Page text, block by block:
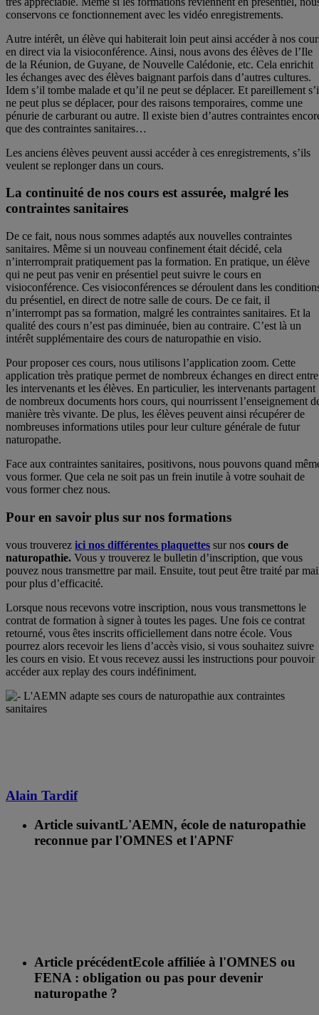
conservons ce fonctionnement avec les vidéo enregistrements.
Autre intérêt, un élève qui habiterait loin peut ainsi accéder à nos
en direct via la visioconférence. Ainsi, nous avons des élèves de l’Ile
de la Réunion, de Guyane, de Nouvelle Calédonie, etc. Cela enrichit
les échanges avec des élèves baignant parfois dans d’autres cultures.
Idem s’il tombe malade et qu’il ne peut se déplacer. Et pareillement
ne peut plus se déplacer, pour des raisons temporaires, comme une
pénurie de carburant ou autre. Il existe bien d’autres contraintes
que des contraintes sanitaires…
Les anciens élèves peuvent aussi accéder à ces enregistrements, s’ils
veulent se replonger dans un cours.
La continuité de nos cours est assurée, malgré les
contraintes sanitaires
De ce fait, nous nous sommes adaptés aux nouvelles contraintes
sanitaires. Même si un nouveau confinement était décidé, cela
n’interromprait pratiquement pas la formation. En pratique, un élève
qui ne peut pas venir en présentiel peut suivre le cours en
visioconférence. Ces visioconférences se déroulent dans les
du présentiel, en direct de notre salle de cours. De ce fait, il
n’interrompt pas sa formation, malgré les contraintes sanitaires. Et la
qualité des cours n’est pas diminuée, bien au contraire. C’est là un
intérêt supplémentaire des cours de naturopathie en visio.
Pour proposer ces cours, nous utilisons l’application zoom. Cette
application très pratique permet de nombreux échanges en direct entre
les intervenants et les élèves. En particulier, les intervenants partagent
de nombreux documents hors cours, qui nourrissent l’enseignement
manière très vivante. De plus, les élèves peuvent ainsi récupérer de
nombreuses informations utiles pour leur culture générale de futur
naturopathe.
Face aux contraintes sanitaires, positivons, nous pouvons quand
vous former. Que cela ne soit pas un frein inutile à votre souhait de
vous former chez nous.
Pour en savoir plus sur nos formations
vous trouverez ici nos différentes plaquettes sur nos cours de
naturopathie. Vous y trouverez le bulletin d’inscription, que vous
pouvez nous transmettre par mail. Ensuite, tout peut être traité par
pour plus d’efficacité.
Lorsque nous recevons votre inscription, nous vous transmettons le
contrat de formation à signer à toutes les pages. Une fois ce contrat
retourné, vous êtes inscrits officiellement dans notre école. Vous
pourrez alors recevoir les liens d’accès visio, si vous souhaitez suivre
les cours en visio. Et vous recevez aussi les instructions pour pouvoir
accéder aux replay des cours indéfiniment.
Alain Tardif
Article suivantL'AEMN, école de naturopathie
reconnue par l'OMNES et l'APNF
Article précédentEcole affiliée à l'OMNES ou
FENA : obligation ou pas pour devenir
naturopathe ?